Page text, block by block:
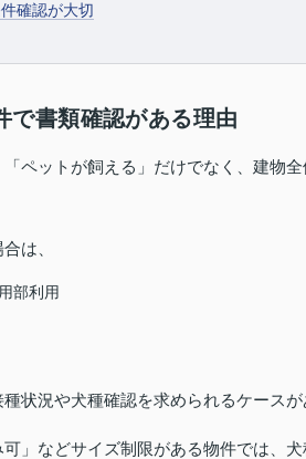
確認が大切
で書類確認がある理由
ペットが飼える」だけでなく、建物
は、
部利用
状況や犬種確認を求められるケースが
」などサイズ制限がある物件では、